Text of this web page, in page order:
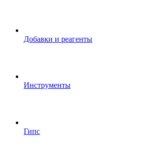
Добавки и реагенты
Инструменты
Гипс